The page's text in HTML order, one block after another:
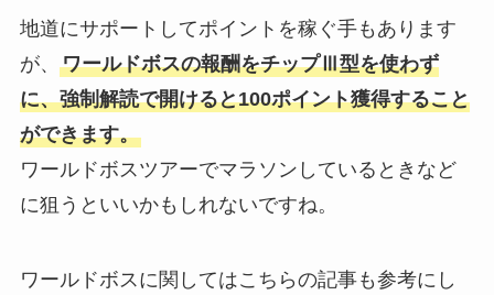
地道にサポートしてポイントを稼ぐ手もあります
が、 ワールドボスの報酬をチップⅢ型を使わず
に、強制解読で開けると100ポイント獲得すること
ができます。
ワールドボスツアーでマラソンしているときなど
に狙うといいかもしれないですね。
ワールドボスに関してはこちらの記事も参考にし